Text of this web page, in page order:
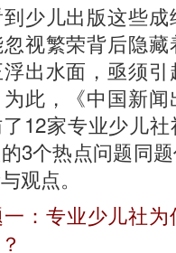
儿出版这些成
视繁荣背后隐
出水面，亟须
此，《中国新闻
12家专业少儿
3个热点问题同
观点。
：专业少儿社